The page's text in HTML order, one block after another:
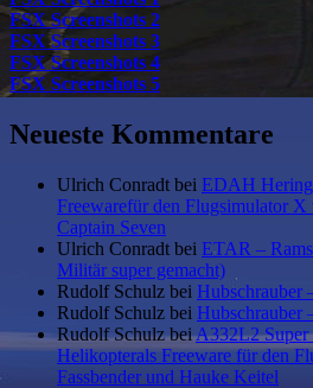
FSX Screenshots 2
FSX Screenshots 3
FSX Screenshots 4
FSX Screenshots 5
Neueste Kommentare
Ulrich Conradt bei EDAH
Freewarefür den Flugsimulator
Captain Seven
Ulrich Conradt bei ETAR –
Militär super gemacht)
Rudolf Schulz bei Hubschrauber
Rudolf Schulz bei Hubschrauber
Rudolf SchulzbeiA332L2 Super
Helikopterals Freeware für den
Fassbender und Hauke Keitel